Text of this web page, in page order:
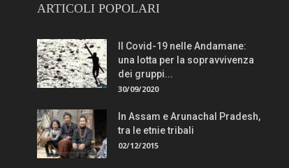
ARTICOLI POPOLARI
Il Covid-19 nelle Andamane:
una lotta per la sopravvivenza
dei gruppi...
30/09/2020
In Assam e Arunachal Pradesh,
tra le etnie tribali
02/12/2015